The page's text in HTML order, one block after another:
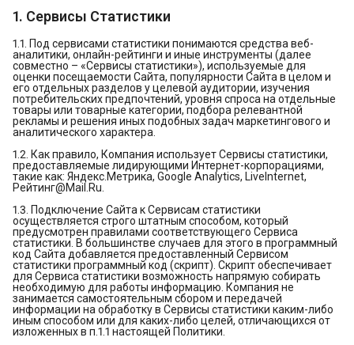
1. Сервисы Статистики
1.1. Под сервисами статистики понимаются средства веб-
аналитики, онлайн-рейтинги и иные инструменты (далее
совместно – «Сервисы статистики»), используемые для
оценки посещаемости Сайта, популярности Сайта в целом и
его отдельных разделов у целевой аудитории, изучения
потребительских предпочтений, уровня спроса на отдельные
товары или товарные категории, подбора релевантной
рекламы и решения иных подобных задач маркетингового и
аналитического характера.
1.2. Как правило, Компания использует Сервисы статистики,
предоставляемые лидирующими Интернет-корпорациями,
такие как: Яндекс.Метрика, Google Analytics, LiveInternet,
Рейтинг@Mail.Ru.
1.3. Подключение Сайта к Сервисам статистики
осуществляется строго штатным способом, который
предусмотрен правилами соответствующего Сервиса
статистики. В большинстве случаев для этого в программный
код Сайта добавляется предоставленный Сервисом
статистики программный код (скрипт). Скрипт обеспечивает
для Сервиса статистики возможность напрямую собирать
необходимую для работы информацию. Компания не
занимается самостоятельным сбором и передачей
информации на обработку в Сервисы статистики каким-либо
иным способом или для каких-либо целей, отличающихся от
изложенных в п.1.1 настоящей Политики.